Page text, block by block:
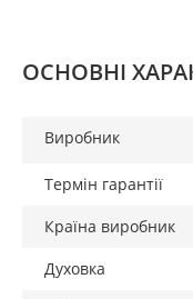
ОСНОВНІ
Виробник
Термін гарантії
Країна виробник
Духовка